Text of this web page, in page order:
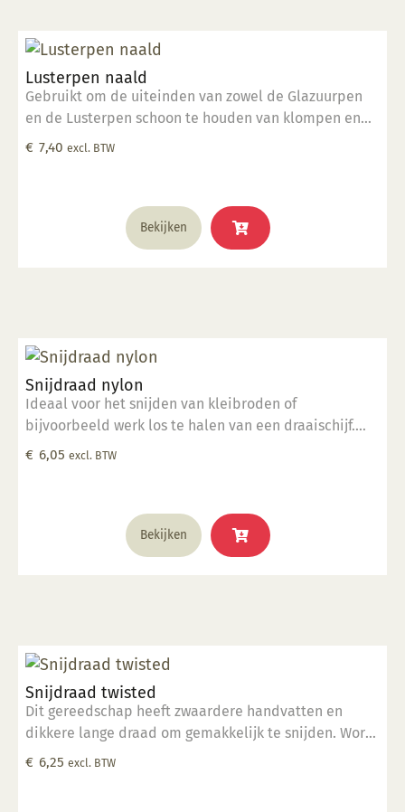
Lusterpen naald
Gebruikt om de uiteinden van zowel de Glazuurpen
en de Lusterpen schoon te houden van klompen en
deeltjes.
€ 7,40 excl. BTW
Bekijken
Snijdraad nylon
Ideaal voor het snijden van kleibroden of
bijvoorbeeld werk los te halen van een draaischijf.
Gemaakt van hoogwaardig nylon.
€ 6,05 excl. BTW
Bekijken
Snijdraad twisted
Dit gereedschap heeft zwaardere handvatten en
dikkere lange draad om gemakkelijk te snijden. Wordt
geleverd in een hitteverzegelde polybag.
€ 6,25 excl. BTW